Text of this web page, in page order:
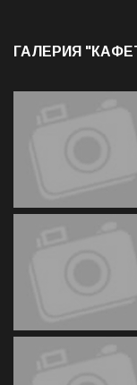
ГАЛЕРИЯ